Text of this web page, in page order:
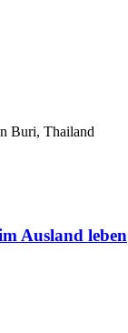
Buri, Thailand
Ausland leben